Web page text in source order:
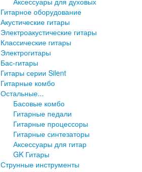
Гитарное оборудование
Акустические гитары
Электроакустические гитары
Классические гитары
Электрогитары
Бас-гитары
Гитары серии Silent
Гитарные комбо
Остальные...
Басовые комбо
Гитарные педали
Гитарные процессоры
Гитарные синтезаторы
Аксессуары для гитар
GK Гитары
Струнные инструменты